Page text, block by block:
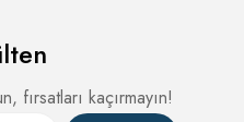
fırsatları kaçırmayın!